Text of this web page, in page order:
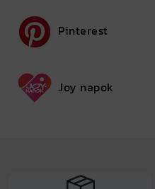
Pinterest
Joy napok